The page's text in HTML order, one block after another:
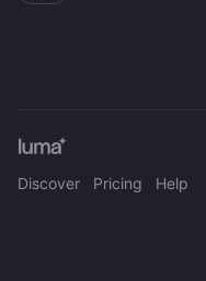
Discover Pricing Help